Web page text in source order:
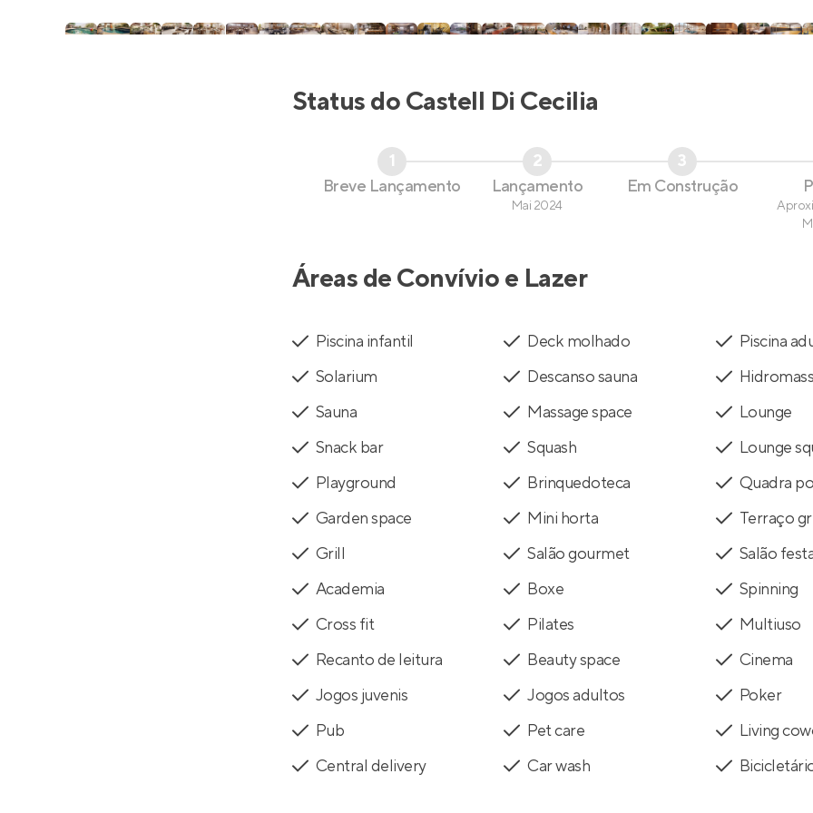
Status doCastell Di Cecilia
1
Breve Lançamento
2
Lançamento
Mai 2024
3
Em Construção
Áreas de Convívio e Lazer
Piscina infantil Deck molhado
Piscina
Solarium
Descanso sauna
Sauna
Massage space
Lounge
Snack bar
Squash
Lounge
Playground
Brinquedoteca
Quadra
Garden space
Mini horta
Terraço
Grill
Salão gourmet
Salão
Academia
Boxe
Spinning
Cross fit
Pilates
Multiuso
Recanto de leitura
Beauty space
Cinema
Jogos juvenis
Jogos adultos
Poker
Pub
Pet care
Living
Central delivery
Car wash